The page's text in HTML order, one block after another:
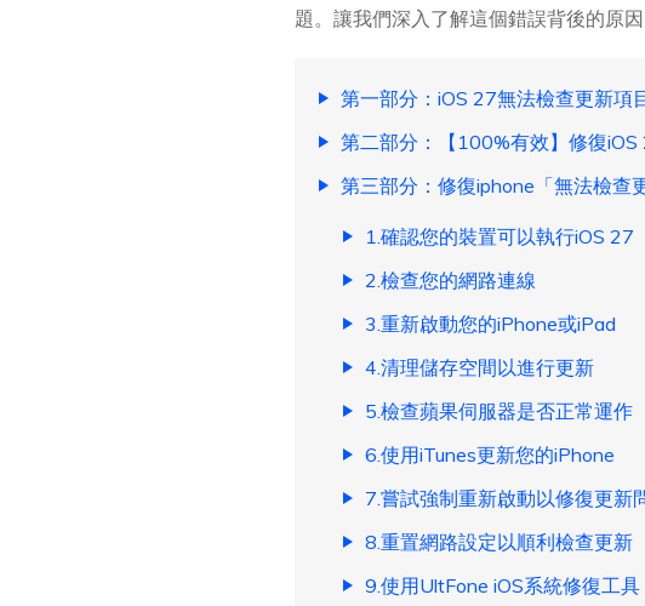
題。讓我們深入了解這個錯誤背後的原
第一部分：iOS 27無法檢查更新項
第二部分：【100%有效】修復
第三部分：修復iphone「無法檢查
1.確認您的裝置可以執行iOS 27
2.檢查您的網路連線
3.重新啟動您的iPhone或iPad
4.清理儲存空間以進行更新
5.檢查蘋果伺服器是否正常運作
6.使用iTunes更新您的iPhone
7.嘗試強制重新啟動以修復更新
8.重置網路設定以順利檢查更新
9.使用UltFone iOS系統修復工具